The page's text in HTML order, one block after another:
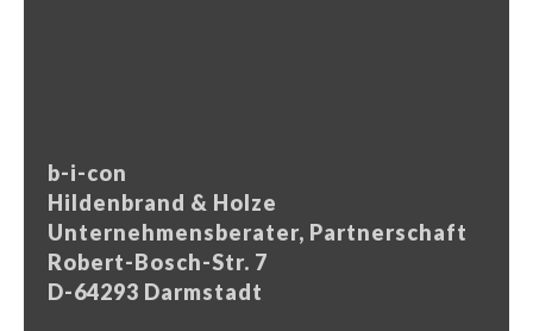
b-i-con
Hildenbrand & Holze
Unternehmensberater, Partnerschaft
Robert-Bosch-Str. 7
D-64293 Darmstadt